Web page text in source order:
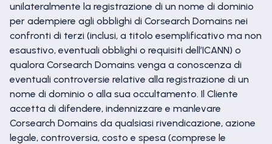
unilateralmente la registrazione di un nome di dominio
per adempiere agli obblighi di Corsearch Domains nei
confronti di terzi (inclusi, a titolo esemplificativo ma non
esaustivo, eventuali obblighi o requisiti dell’ICANN) o
qualora Corsearch Domains venga a conoscenza di
eventuali controversie relative alla registrazione di un
nome di dominio o alla sua occultamento. Il Cliente
accetta di difendere, indennizzare e manlevare
Corsearch Domains da qualsiasi rivendicazione, azione
legale, controversia, costo e spesa (comprese le